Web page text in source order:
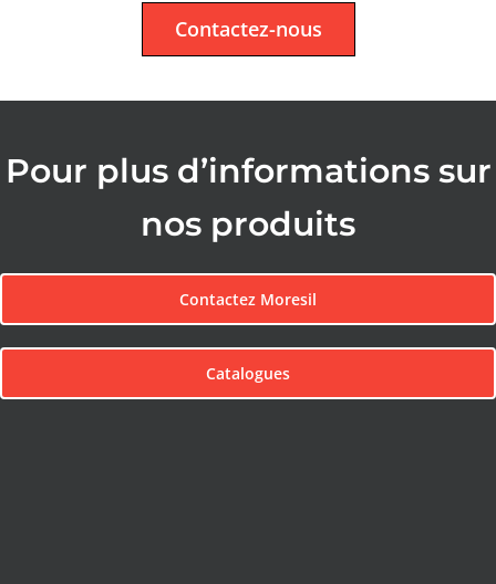
Contactez-nous
Pour plus d’informations sur
nos produits
Contactez Moresil
Catalogues